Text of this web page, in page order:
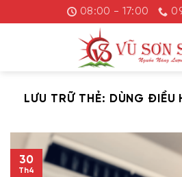
đến
08:00 - 17:00
LƯU TRỮ THẺ: DÙNG ĐIỀU
30
Th4